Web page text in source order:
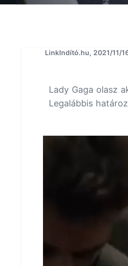
LinkIndító.hu, 2021/11/
Lady Gaga olasz
Legalábbis